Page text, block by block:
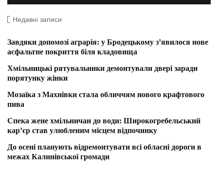
Недавні записи
Завдяки допомозі аграрія: у Бродецькому з’явилося нове
асфальтне покриття біля кладовища
Хмільницькі рятувальники демонтували двері заради
порятунку жінки
Мозаїка з Махнівки стала обличчям нового крафтового
пива
Спека жене хмільничан до води: Широкогребельський
кар’єр став улюбленим місцем відпочинку
До осені планують відремонтувати всі обласні дороги в
межах Калинівської громади